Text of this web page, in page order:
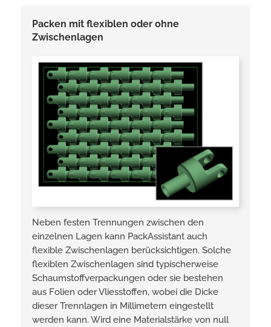
Packen mit flexiblen oder ohne
Zwischenlagen
Neben festen Trennungen zwischen den
einzelnen Lagen kann PackAssistant­ auch
flexible Zwischenlagen berücksichtigen. Solche
flexiblen Zwischenlagen sind typischerweise
Schaumstoffverpackungen oder sie bestehen
aus Folien oder Vliesstoffen, wobei die Dicke
dieser Trennlagen in Millimetern eingestellt
werden kann. Wird eine Materialstärke­ von null